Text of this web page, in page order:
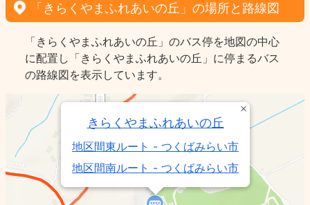
「きらくやまふれあいの丘」の場所と路線図
「きらくやまふれあいの丘」のバス停を地図の中心
に配置し「きらくやまふれあいの丘」に停まるバス
の路線図を表示しています。
きらくやまふれあいの丘
地区間東ルート - つくばみらい市
地区間南ルート - つくばみらい市